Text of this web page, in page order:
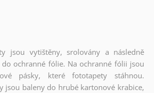
jsou vytištěny, srolovány a následně
do ochranné fólie. Na ochranné fólii jsou
pásky, které fototapety stáhnou.
jsou baleny do hrubé kartonové krabice,